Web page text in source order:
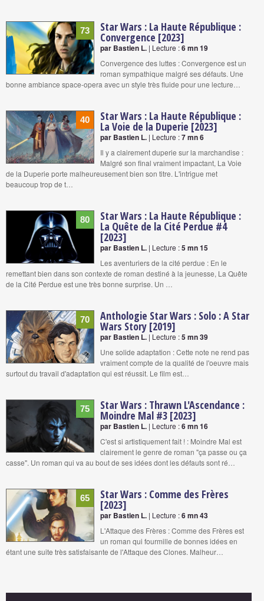
73 Star Wars : La Haute République :
Convergence [2023]
par Bastien L. | Lecture :6 mn 19
Convergence des luttes : Convergence est un
roman sympathique malgré ses défauts. Une
bonne ambiance space-opera avec un style très fluide pour une lecture…
40 Star Wars : La Haute République :
La Voie de la Duperie [2023]
par Bastien L. | Lecture :7 mn 6
Il y a clairement duperie sur la marchandise :
Malgré son final vraiment impactant, La Voie
de la Duperie porte malheureusement bien son titre. L'intrigue met
beaucoup trop de t…
80 Star Wars : La Haute République :
La Quête de la Cité Perdue #4
[2023]
par Bastien L. | Lecture :5 mn 15
Les aventuriers de la cité perdue : En le
remettant bien dans son contexte de roman destiné à la jeunesse, La Quête
de la Cité Perdue est une très bonne surprise. Un …
70 Anthologie Star Wars : Solo : A Star
Wars Story [2019]
par Bastien L. | Lecture :5 mn 39
Une solide adaptation : Cette note ne rend pas
vraiment compte de la qualité de l'oeuvre mais
surtout du travail d'adaptation qui est réussit. Le film est…
75 Star Wars : Thrawn L'Ascendance :
Moindre Mal #3 [2023]
par Bastien L. | Lecture :6 mn 16
C'est si artistiquement fait ! : Moindre Mal est
clairement le genre de roman "ça passe ou ça
casse". Un roman qui va au bout de ses idées dont les défauts sont ré…
65 Star Wars : Comme des Frères
[2023]
par Bastien L. | Lecture :6 mn 43
L'Attaque des Frères : Comme des Frères est
un roman qui fourmille de bonnes idées en
étant une suite très satisfaisante de l'Attaque des Clones. Malheur…